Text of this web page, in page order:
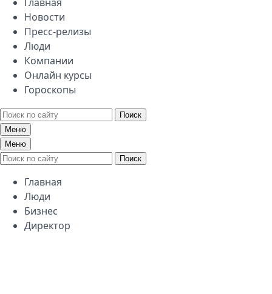
Новости
Пресс-релизы
Люди
Компании
Онлайн курсы
Гороскопы
Поиск
Меню
Меню
Поиск
Главная
Люди
Бизнес
Директор